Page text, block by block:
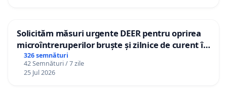
Solicităm măsuri urgente DEER pentru oprirea
microîntreruperilor bruște și zilnice de curent în
Sâncraiu de Mureș și Nazna
326 semnături
42 Semnături / 7 zile
25 Jul 2026